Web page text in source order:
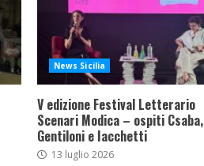
News Sicilia
V edizione Festival Letterario
Scenari Modica – ospiti Csaba,
Gentiloni e Iacchetti
13 luglio 2026